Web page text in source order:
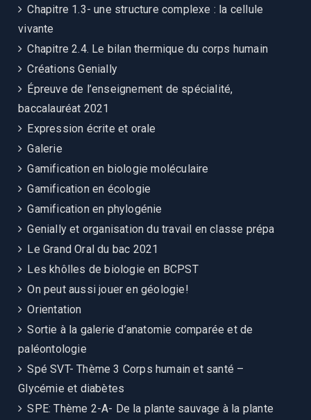
Chapitre 1.3- une structure complexe : la cellule
vivante
Chapitre 2.4. Le bilan thermique du corps humain
Créations Genially
Épreuve de l’enseignement de spécialité,
baccalauréat 2021
Expression écrite et orale
Galerie
Gamification en biologie moléculaire
Gamification en écologie
Gamification en phylogénie
Genially et organisation du travail en classe prépa
Le Grand Oral du bac 2021
Les khôlles de biologie en BCPST
On peut aussi jouer en géologie!
Orientation
Sortie à la galerie d’anatomie comparée et de
paléontologie
Spé SVT- Thème 3 Corps humain et santé –
Glycémie et diabètes
SPE: Thème 2-A- De la plante sauvage à la plante